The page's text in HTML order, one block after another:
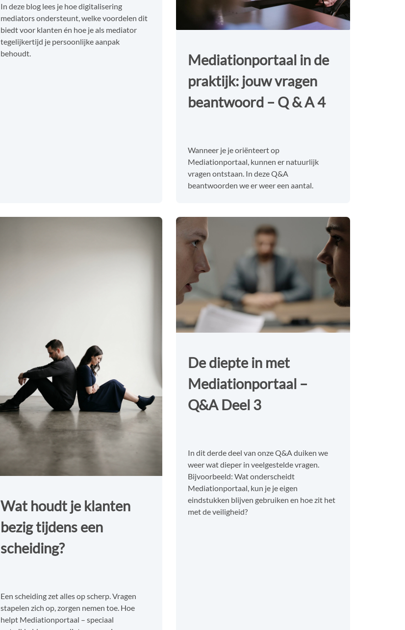
In deze blog lees je hoe digitalisering
mediators ondersteunt, welke voordelen dit
biedt voor klanten én hoe je als mediator
tegelijkertijd je persoonlijke aanpak
behoudt.
Mediationportaal in de
praktijk: jouw vragen
beantwoord – Q & A 4
Wanneer je je oriënteert op
Mediationportaal, kunnen er natuurlijk
vragen ontstaan. In deze Q&A
beantwoorden we er weer een aantal.
Wat houdt je klanten
bezig tijdens een
scheiding?
Een scheiding zet alles op scherp. Vragen
stapelen zich op, zorgen nemen toe. Hoe
helpt Mediationportaal – speciaal
De diepte in met
Mediationportaal –
Q&A Deel 3
In dit derde deel van onze Q&A duiken we
weer wat dieper in veelgestelde vragen.
Bijvoorbeeld: Wat onderscheidt
Mediationportaal, kun je je eigen
eindstukken blijven gebruiken en hoe zit het
met de veiligheid?